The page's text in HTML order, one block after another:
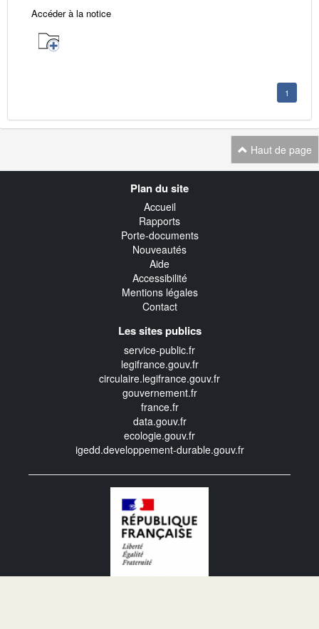
Accéder à la notice
1
Haut de page
Plan du site
Accueil
Rapports
Porte-documents
Nouveautés
Aide
Accessibilité
Mentions légales
Contact
Les sites publics
service-public.fr
legifrance.gouv.fr
circulaire.legifrance.gouv.fr
gouvernement.fr
france.fr
data.gouv.fr
ecologie.gouv.fr
igedd.developpement-durable.gouv.fr